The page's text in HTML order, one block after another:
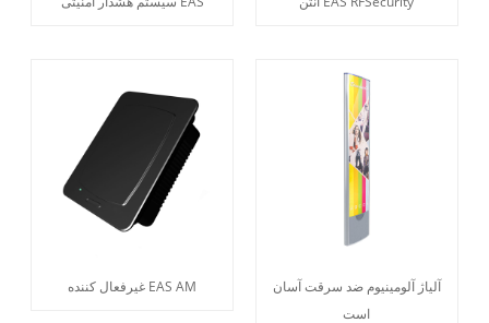
غیرفعال کننده EAS AM
آلیاژ آلومینیوم ضد سرقت آسان
است